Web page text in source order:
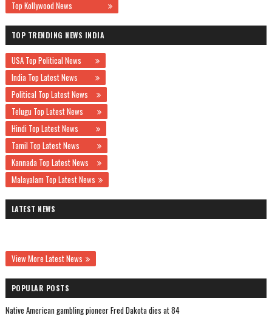
Top Kollywood News
TOP TRENDING NEWS INDIA
USA Top Political News
India Top Latest News
Political Top Latest News
Telugu Top Latest News
Hindi Top Latest News
Tamil Top Latest News
Kannada Top Latest News
Malayalam Top Latest News
LATEST NEWS
View More Latest News
POPULAR POSTS
Native American gambling pioneer Fred Dakota dies at 84